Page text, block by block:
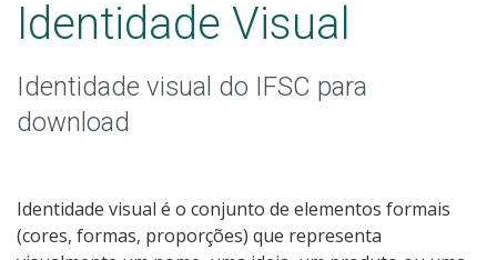
Notícias
Assessoria de Imprensa
Identidade Visual do IFSC
Identidade Visual
Identidade visual do IFSC para
download
Identidade visual é o conjunto de elementos formais
(cores, formas, proporções) que representa